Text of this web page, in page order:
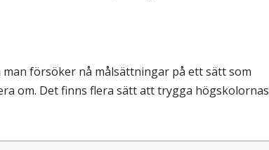
försöker nå målsättningar på ett sätt som
om. Det finns flera sätt att trygga högskolornas